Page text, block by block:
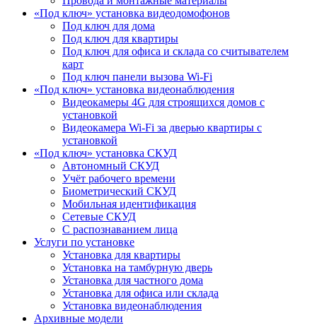
«Под ключ» установка видеодомофонов
Под ключ для дома
Под ключ для квартиры
Под ключ для офиса и склада со считывателем
карт
Под ключ панели вызова Wi-Fi
«Под ключ» установка видеонаблюдения
Видеокамеры 4G для строящихся домов с
установкой
Видеокамера Wi-Fi за дверью квартиры с
установкой
«Под ключ» установка СКУД
Автономный СКУД
Учёт рабочего времени
Биометрический СКУД
Мобильная идентификация
Сетевые СКУД
С распознаванием лица
Услуги по установке
Установка для квартиры
Установка на тамбурную дверь
Установка для частного дома
Установка для офиса или склада
Установка видеонаблюдения
Архивные модели